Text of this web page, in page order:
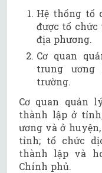
Hệ thống tổ
được tổ
địa phương.
Cơ quan
trung
trường.
Cơ quan quản
thành lập ở
ương và ở
tỉnh; tổ chức
thành lập và
Chính phủ.